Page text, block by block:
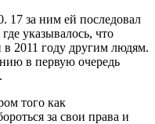
за ним ей последовал
указывалось, что
2011 году другим людям.
в первую очередь
того как
за свои права и